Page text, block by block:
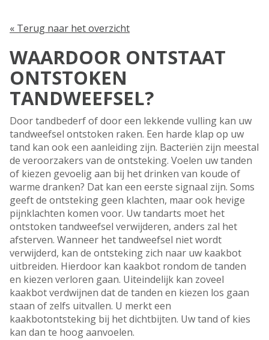
« Terug naar het overzicht
WAARDOOR ONTSTAAT
ONTSTOKEN
TANDWEEFSEL?
Door tandbederf of door een lekkende vulling kan uw
tandweefsel ontstoken raken. Een harde klap op uw
tand kan ook een aanleiding zijn. Bacteriën zijn meestal
de veroorzakers van de ontsteking. Voelen uw tanden
of kiezen gevoelig aan bij het drinken van koude of
warme dranken? Dat kan een eerste signaal zijn. Soms
geeft de ontsteking geen klachten, maar ook hevige
pijnklachten komen voor. Uw tandarts moet het
ontstoken tandweefsel verwijderen, anders zal het
afsterven. Wanneer het tandweefsel niet wordt
verwijderd, kan de ontsteking zich naar uw kaakbot
uitbreiden. Hierdoor kan kaakbot rondom de tanden
en kiezen verloren gaan. Uiteindelijk kan zoveel
kaakbot verdwijnen dat de tanden en kiezen los gaan
staan of zelfs uitvallen. U merkt een
kaakbotontsteking bij het dichtbijten. Uw tand of kies
kan dan te hoog aanvoelen.